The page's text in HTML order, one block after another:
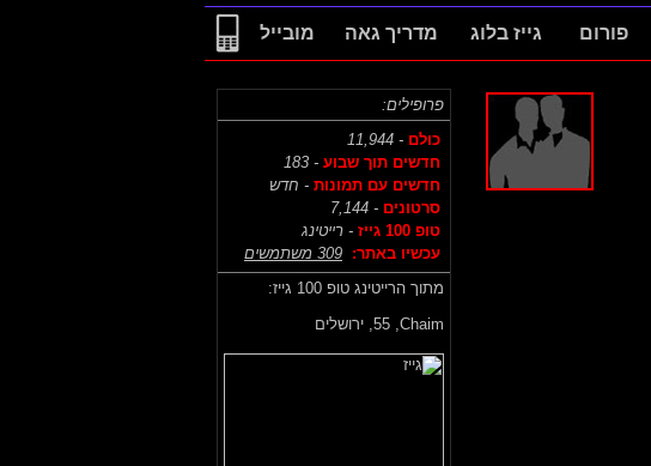
פורום גייז בלוג מדריך גאה מובייל
פרופילים:
כולם - 11,944
חדשים תוך שבוע - 183
חדשים עם תמונות - חדש
סרטונים - 7,144
טופ 100 גייז
- רייטינג
עכשיו באתר: 309 משתמשים
מתוך הרייטינג טופ 100 גייז:
Chaim, 55, ירושלים